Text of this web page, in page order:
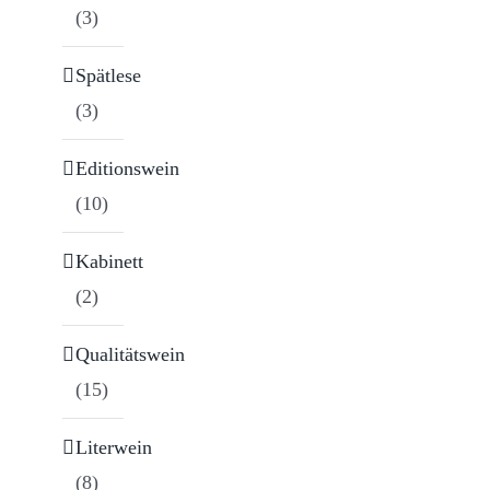
(3)
Spätlese
(3)
Editionswein
(10)
Kabinett
(2)
Qualitätswein
(15)
Literwein
(8)